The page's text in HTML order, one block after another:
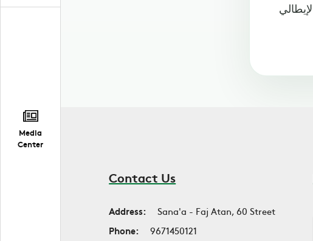
Media
Center
Contact Us
Address:
Sana'a - Faj Atan, 60 Street
Phone:
9671450121